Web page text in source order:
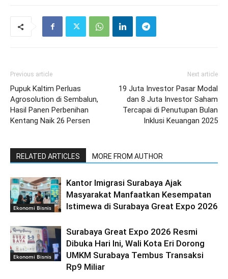
Previous article
Pupuk Kaltim Perluas
Agrosolution di Sembalun,
Hasil Panen Perbenihan
Kentang Naik 26 Persen
Next article
19 Juta Investor Pasar Modal
dan 8 Juta Investor Saham
Tercapai di Penutupan Bulan
Inklusi Keuangan 2025
RELATED ARTICLES MORE FROM AUTHOR
Ekonomi Bisnis
Kantor Imigrasi Surabaya Ajak
Masyarakat Manfaatkan Kesempatan
Istimewa di Surabaya Great Expo 2026
Ekonomi Bisnis
Surabaya Great Expo 2026 Resmi
Dibuka Hari Ini, Wali Kota Eri Dorong
UMKM Surabaya Tembus Transaksi
Rp9 Miliar